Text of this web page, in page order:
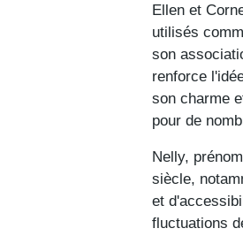
Ellen et
utilisés
son
renforce
son charme
pour de
Nelly,
siècle,
et
fluctuations